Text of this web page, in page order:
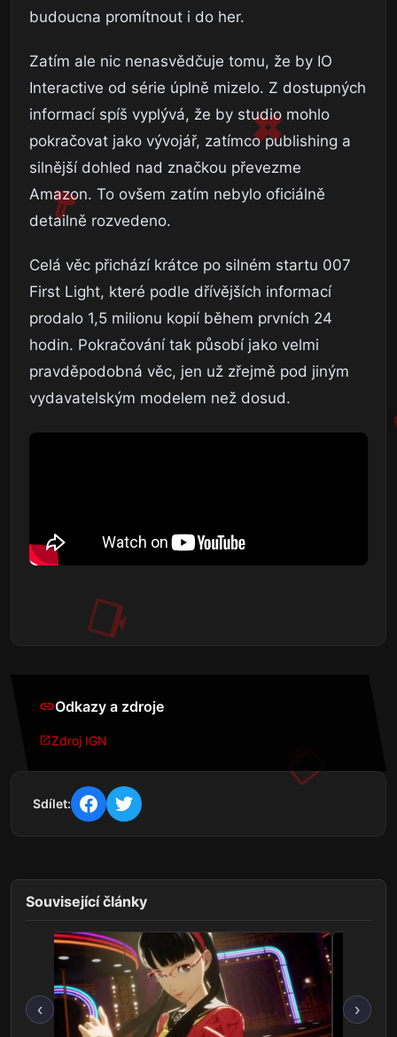
budoucna promítnout i do her.
Zatím ale nic nenasvědčuje tomu, že by IO
Interactive od série úplně mizelo. Z dostupných
informací spíš vyplývá, že by studio mohlo
pokračovat jako vývojář, zatímco publishing a
silnější dohled nad značkou převezme
Amazon. To ovšem zatím nebylo oficiálně
detailně rozvedeno.
Celá věc přichází krátce po silném startu 007
First Light, které podle dřívějších informací
prodalo 1,5 milionu kopií během prvních 24
hodin. Pokračování tak působí jako velmi
pravděpodobná věc, jen už zřejmě pod jiným
vydavatelským modelem než dosud.
Odkazy a zdroje
Zdroj IGN
Sdílet:
Související články
‹ ›